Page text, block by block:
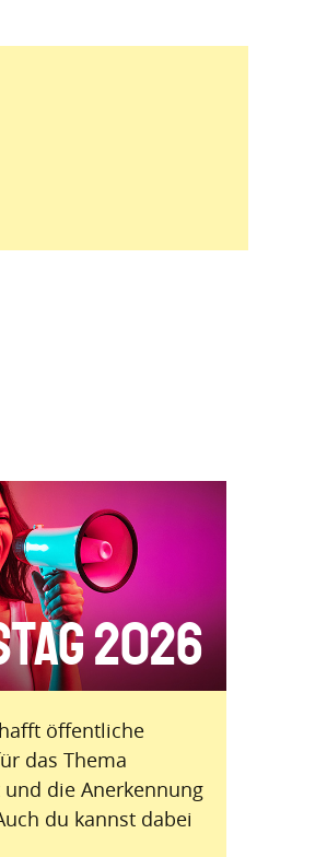
2026
öffentliche
das Thema
die Anerkennung
du kannst dabei